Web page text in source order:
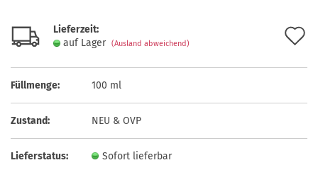
Lieferzeit:
auf Lager (Ausland abweichend)
Füllmenge: 100 ml
Zustand: NEU & OVP
Lieferstatus: Sofort lieferbar